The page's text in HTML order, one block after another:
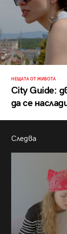
НЕЩАТА ОТ ЖИВОТА
City Guide:
да се
Следва